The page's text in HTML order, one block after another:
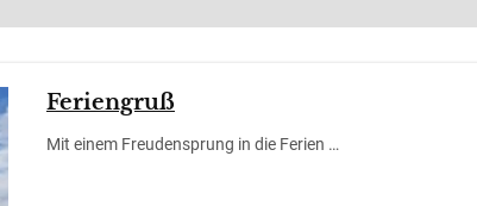
Feriengruß
Mit einem Freudensprung in die Ferien …